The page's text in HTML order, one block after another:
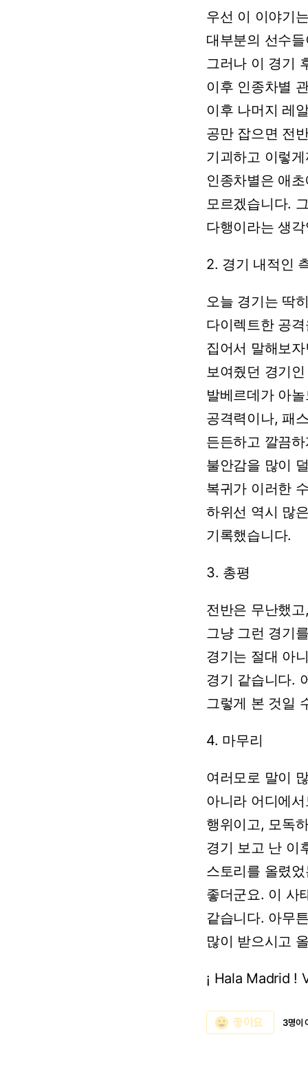
우선 이 이야기
대부분의 선수
그러나 이 경기
이후 인종차별
이후 나머지 레
공만 잡으면 전
기괴하고 이렇
인종차별은 애
모르겠습니다.
다행이라는 생
2. 경기 내적인
오늘 경기는 딱
다이렉트한 공
집어서 말해보
보여줬던 경기인
발베르데가 아
공격력이나, 패
든든하고 깔끔
불안감을 많이
복귀가 이러한
하위선 역시 많
기록했습니다.
3. 총평
전반은 무난했
그냥 그런 경기
경기는 절대 아
경기 같습니다.
그렇게 본 것일
4. 마무리
여러모로 말이
아니라 어디에
행위이고, 모독
경기 보고 난 이
스토리를 올렸
좋더군요. 이 사
같습니다. 아무
많이 받으시고
¡ Hala Madrid !
emoji_emotions 좋아요 3명이